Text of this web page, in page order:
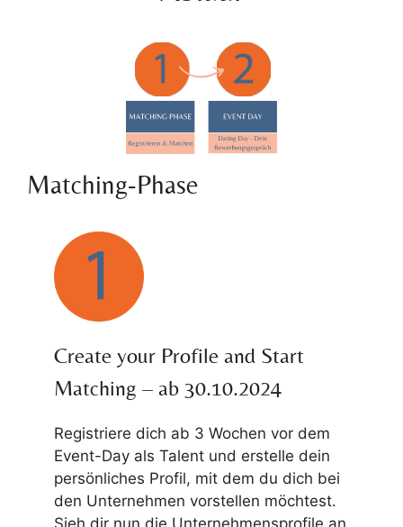
Matching-Phase
Create your Profile and Start
Matching – ab 30.10.2024
Registriere dich ab 3 Wochen vor dem
Event-Day als Talent und erstelle dein
persönliches Profil, mit dem du dich bei
den Unternehmen vorstellen möchtest.
Sieh dir nun die Unternehmensprofile an